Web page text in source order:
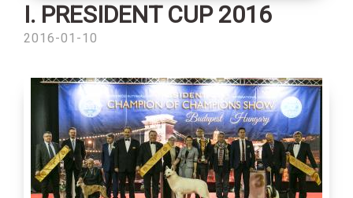
I. PRESIDENT CUP 2016
2016-01-10